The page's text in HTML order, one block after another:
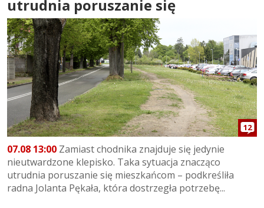
utrudnia poruszanie się
12
07.08 13:00 Zamiast chodnika znajduje się jedynie
nieutwardzone klepisko. Taka sytuacja znacząco
utrudnia poruszanie się mieszkańcom – podkreśliła
radna Jolanta Pękała, która dostrzegła potrzebę...